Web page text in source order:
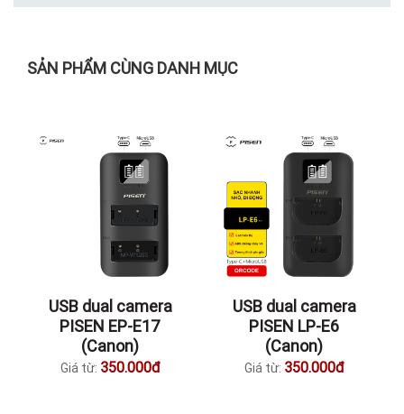
SẢN PHẨM CÙNG DANH MỤC
USB dual camera
PISEN EP-E17
(Canon)
Giá từ: 350.000đ
USB dual camera
PISEN LP-E6
(Canon)
Giá từ: 350.000đ